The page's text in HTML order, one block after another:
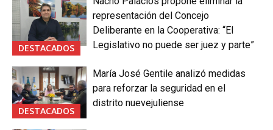
DESTACADOS
representación del Concejo
Deliberante en la Cooperativa: “El
Legislativo no puede ser juez y parte”
DESTACADOS
María José Gentile analizó medidas
para reforzar la seguridad en el
distrito nuevejuliense